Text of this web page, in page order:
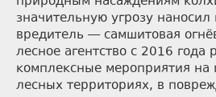
значительную угрозу
вредитель — самшитовая
лесное агентство с 2016 года
комплексные мероприятия на
лесных территориях, в